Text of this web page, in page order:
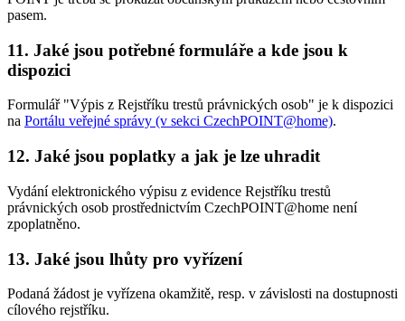
pasem.
11. Jaké jsou potřebné formuláře a kde jsou k
dispozici
Formulář "Výpis z Rejstříku trestů právnických osob" je k dispozici
na Portálu veřejné správy (v sekci CzechPOINT@home).
12. Jaké jsou poplatky a jak je lze uhradit
Vydání elektronického výpisu z evidence Rejstříku trestů
právnických osob prostřednictvím CzechPOINT@home není
zpoplatněno.
13. Jaké jsou lhůty pro vyřízení
Podaná žádost je vyřízena okamžitě, resp. v závislosti na dostupnosti
cílového rejstříku.